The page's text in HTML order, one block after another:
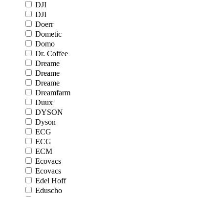
DJI
DJI
Doerr
Dometic
Domo
Dr. Coffee
Dreame
Dreame
Dreame
Dreamfarm
Duux
DYSON
Dyson
ECG
ECG
ECM
Ecovacs
Ecovacs
Edel Hoff
Eduscho